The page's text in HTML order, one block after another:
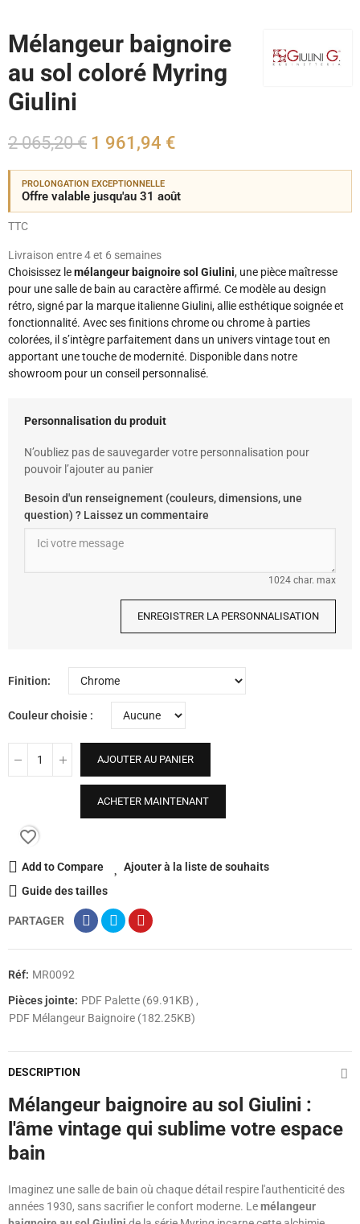
Mélangeur baignoire
au sol coloré Myring
Giulini
2 065,20 € 1 961,94 €
PROLONGATION EXCEPTIONNELLE
Offre valable jusqu'au 31 août
TTC
Livraison entre 4 et 6 semaines
Choisissez lemélangeur baignoire sol Giulini, une pièce maîtresse
pour une salle de bain au caractère affirmé. Ce modèle au design
rétro, signé par la marque italienne Giulini, allie esthétique soignée et
fonctionnalité. Avec ses finitions chrome ou chrome à parties
colorées, il s’intègre parfaitement dans un univers vintage tout en
apportant une touche de modernité. Disponible dans notre
showroom pour un conseil personnalisé.
Personnalisation du produit
N’oubliez pas de sauvegarder votre personnalisation pour
pouvoir l’ajouter au panier
Besoin d'un renseignement (couleurs, dimensions, une
question) ? Laissez un commentaire
1024 char. max
ENREGISTRER LA PERSONNALISATION
Finition
Couleur choisie
AJOUTER AU PANIER
ACHETER MAINTENANT
favorite_border
Add to Compare
Ajouter à la liste de souhaits
Guide des tailles
PARTAGER
Réf: MR0092
Pièces jointe: PDF Palette (69.91KB)
PDF Mélangeur Baignoire (182.25KB)
DESCRIPTION
Mélangeur baignoire au sol Giulini :
l'âme vintage qui sublime votre espace
bain
Imaginez une salle de bain où chaque détail respire l'authenticité des
années 1930, sans sacrifier le confort moderne. Lemélangeur